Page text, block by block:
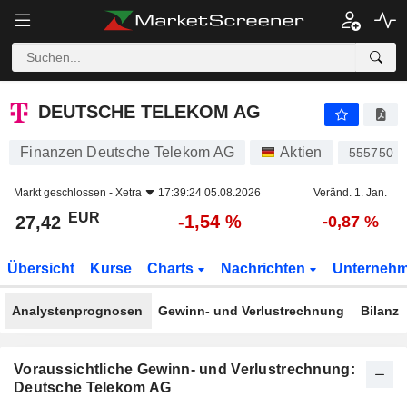
DEUTSCHE TELEKOM AG
DEUTSCHE TELEKOM AG
Finanzen Deutsche Telekom AG Aktien 555750
Markt geschlossen - Xetra 17:39:24 05.08.2026 Veränd. 1. Jan.
27,42 EUR -1,54 % -0,87 %
Übersicht Kurse Charts Nachrichten
Analystenprognosen Gewinn- und Verlustrechnung Bilanz
Voraussichtliche Gewinn- und Verlustrechnung:
Deutsche Telekom AG